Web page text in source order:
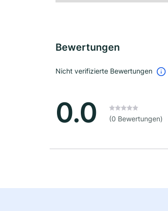
Bewertungen
Nicht verifizierte Bewertungen
0.0 (0 Bewertungen)